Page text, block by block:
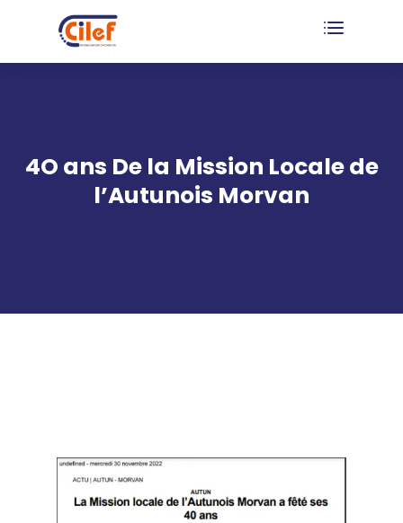
4O ans De la Mission Locale de
l’Autunois Morvan